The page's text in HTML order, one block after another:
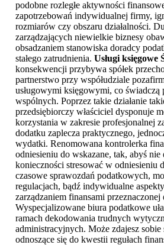
podobne rozległe aktywności
zapotrzebowań indywidualnej firmy,
rozmiarów czy obszaru działalności.
zarządzających niewielkie biznesy
obsadzaniem stanowiska doradcy
stałego zatrudnienia. Usługi księgowe
konsekwencji przybywa spółek
partnerstwo przy współudziale
usługowymi księgowymi, co świadczą
wspólnych. Poprzez takie działanie
przedsiębiorczy właściciel dysponuje
korzystania w zakresie profesjonalnej
dodatku zaplecza praktycznego,
wydatki. Renomowana kontrolerka
odniesieniu do wskazane, tak, abyś nie
konieczności stresować w odniesieniu
czasowe sprawozdań podatkowych,
regulacjach, bądź indywidualne
zarządzaniem finansami
Wyspecjalizowane biura podatkowe
ramach dekodowania trudnych
administracyjnych. Może zdajesz sobie
odnoszące się do kwestii regułach